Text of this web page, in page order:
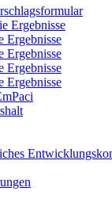
Ergebnisse
Ergebnisse
Ergebnisse
Ergebnisse
Ergebnisse